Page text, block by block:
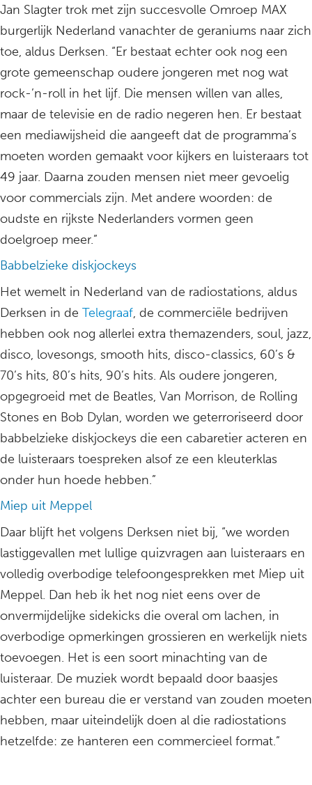
Jan Slagter trok met zijn succesvolle Omroep MAX
burgerlijk Nederland vanachter de geraniums naar zich
toe, aldus Derksen. “Er bestaat echter ook nog een
grote gemeenschap oudere jongeren met nog wat
rock-’n-roll in het lijf. Die mensen willen van alles,
maar de televisie en de radio negeren hen. Er bestaat
een mediawijsheid die aangeeft dat de programma’s
moeten worden gemaakt voor kijkers en luisteraars tot
49 jaar. Daarna zouden mensen niet meer gevoelig
voor commercials zijn. Met andere woorden: de
oudste en rijkste Nederlanders vormen geen
doelgroep meer.”
Babbelzieke diskjockeys
Het wemelt in Nederland van de radiostations, aldus
Derksen in de Telegraaf, de commerciële bedrijven
hebben ook nog allerlei extra themazenders, soul, jazz,
disco, lovesongs, smooth hits, disco-classics, 60’s &
70’s hits, 80’s hits, 90’s hits. Als oudere jongeren,
opgegroeid met de Beatles, Van Morrison, de Rolling
Stones en Bob Dylan, worden we geterroriseerd door
babbelzieke diskjockeys die een cabaretier acteren en
de luisteraars toespreken alsof ze een kleuterklas
onder hun hoede hebben.”
Miep uit Meppel
Daar blijft het volgens Derksen niet bij, “we worden
lastiggevallen met lullige quizvragen aan luisteraars en
volledig overbodige telefoongesprekken met Miep uit
Meppel. Dan heb ik het nog niet eens over de
onvermijdelijke sidekicks die overal om lachen, in
overbodige opmerkingen grossieren en werkelijk niets
toevoegen. Het is een soort minachting van de
luisteraar. De muziek wordt bepaald door baasjes
achter een bureau die er verstand van zouden moeten
hebben, maar uiteindelijk doen al die radiostations
hetzelfde: ze hanteren een commercieel format.”